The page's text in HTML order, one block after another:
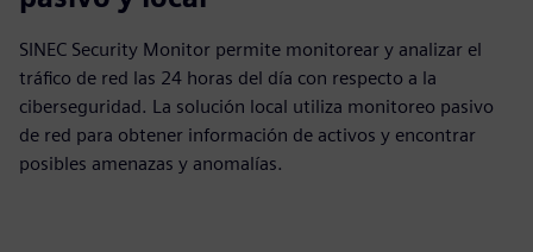
SINEC Security Monitor permite monitorear y analizar el
tráfico de red las 24 horas del día con respecto a la
ciberseguridad. La solución local utiliza monitoreo pasivo
de red para obtener información de activos y encontrar
posibles amenazas y anomalías.